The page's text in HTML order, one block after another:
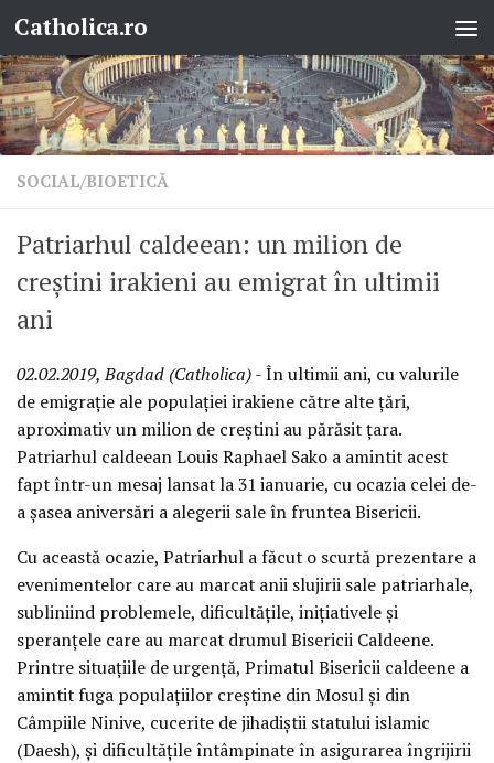
Skip to content
Catholica.ro
SOCIAL/BIOETICĂ
Patriarhul caldeean: un milion de
creștini irakieni au emigrat în ultimii
ani
02.02.2019, Bagdad (Catholica)- În ultimii ani, cu valurile
de emigrație ale populației irakiene către alte țări,
aproximativ un milion de creștini au părăsit țara.
Patriarhul caldeean Louis Raphael Sako a amintit acest
fapt într-un mesaj lansat la 31 ianuarie, cu ocazia celei de-
a șasea aniversări a alegerii sale în fruntea Bisericii.
Cu această ocazie, Patriarhul a făcut o scurtă prezentare a
evenimentelor care au marcat anii slujirii sale patriarhale,
subliniind problemele, dificultățile, inițiativele și
speranțele care au marcat drumul Bisericii Caldeene.
Printre situațiile de urgență, Primatul Bisericii caldeene a
amintit fuga populațiilor creștine din Mosul și din
Câmpiile Ninive, cucerite de jihadiștii statului islamic
(Daesh), și dificultățile întâmpinate în asigurarea îngrijirii